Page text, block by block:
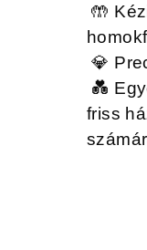
🤲
💎
💑
friss